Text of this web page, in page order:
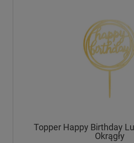
Topper Happy Birthday
Okrągły